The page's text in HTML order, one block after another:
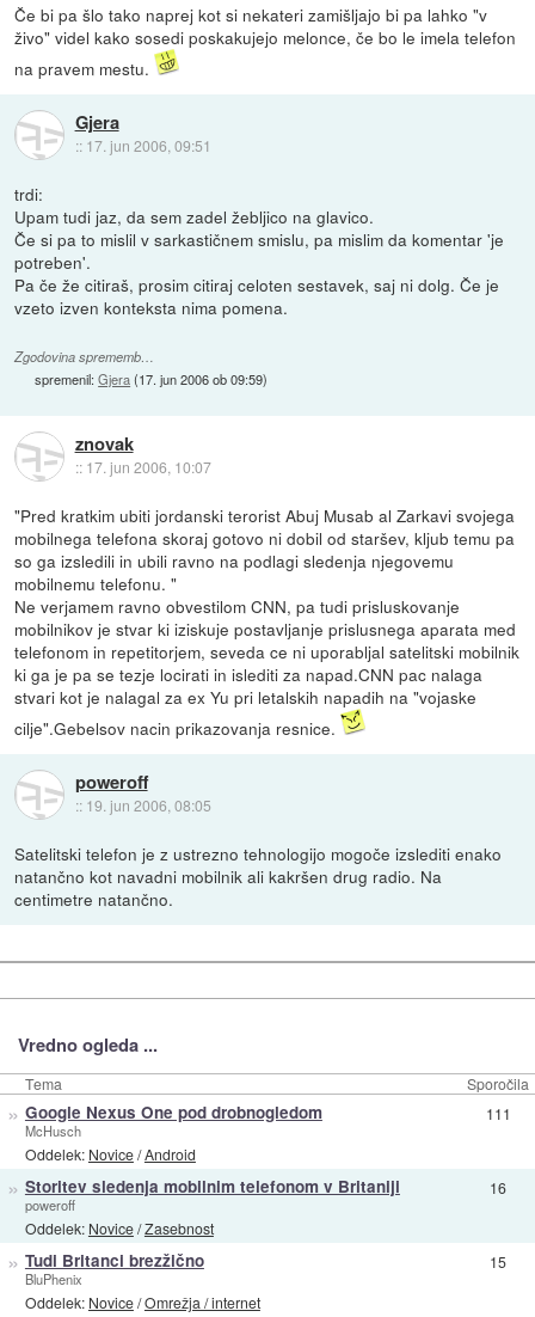
Če bi pa šlo tako naprej kot si nekateri zamišljajo bi pa lahko "v
živo" videl kako sosedi poskakujejo melonce, če bo le imela telefon
na pravem mestu.
Gjera
:: 17. jun 2006, 09:51
trdi:
Upam tudi jaz, da sem zadel žebljico na glavico.
Če si pa to mislil v sarkastičnem smislu, pa mislim da komentar 'je
potreben'.
Pa če že citiraš, prosim citiraj celoten sestavek, saj ni dolg. Če je
vzeto izven konteksta nima pomena.
Zgodovina sprememb…
spremenil:Gjera(17. jun 2006 ob 09:59)
znovak
:: 17. jun 2006, 10:07
"Pred kratkim ubiti jordanski terorist Abuj Musab al Zarkavi svojega
mobilnega telefona skoraj gotovo ni dobil od staršev, kljub temu pa
so ga izsledili in ubili ravno na podlagi sledenja njegovemu
mobilnemu telefonu. "
Ne verjamem ravno obvestilom CNN, pa tudi prisluskovanje
mobilnikov je stvar ki iziskuje postavljanje prislusnega aparata med
telefonom in repetitorjem, seveda ce ni uporabljal satelitski mobilnik
ki ga je pa se tezje locirati in islediti za napad.CNN pac nalaga
stvari kot je nalagal za ex Yu pri letalskih napadih na "vojaske
cilje".Gebelsov nacin prikazovanja resnice.
poweroff
:: 19. jun 2006, 08:05
Satelitski telefon je z ustrezno tehnologijo mogoče izslediti enako
natančno kot navadni mobilnik ali kakršen drug radio. Na
centimetre natančno.
Vredno ogleda ...
Tema Sporočila
» Google Nexus One pod drobnogledom
McHusch
Oddelek: Novice/Android
111
» Storitev sledenja mobilnim telefonom v Britaniji
poweroff
Oddelek: Novice/Zasebnost
16
» Tudi Britanci brezžično
BluPhenix
Oddelek: Novice/Omrežja / internet
15